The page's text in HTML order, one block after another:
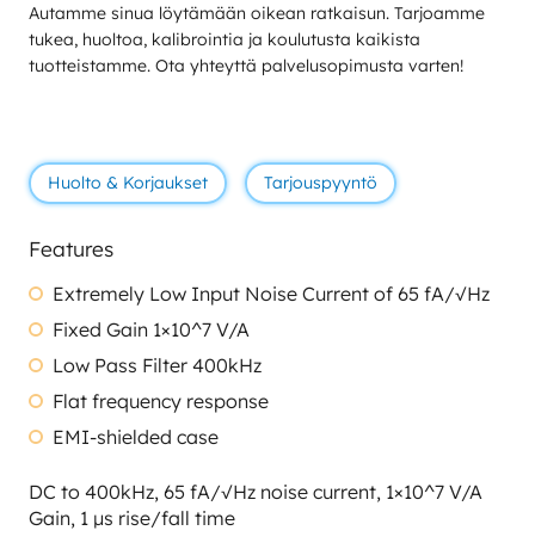
Autamme sinua löytämään oikean ratkaisun. Tarjoamme
tukea, huoltoa, kalibrointia ja koulutusta kaikista
tuotteistamme. Ota yhteyttä palvelusopimusta varten!
Huolto & Korjaukset Tarjouspyyntö
Features
Extremely Low Input Noise Current of 65 fA/√Hz
Fixed Gain 1×10^7 V/A
Low Pass Filter 400kHz
Flat frequency response
EMI-shielded case
DC to 400kHz, 65 fA/√Hz noise current, 1×10^7 V/A
Gain, 1 µs rise/fall time